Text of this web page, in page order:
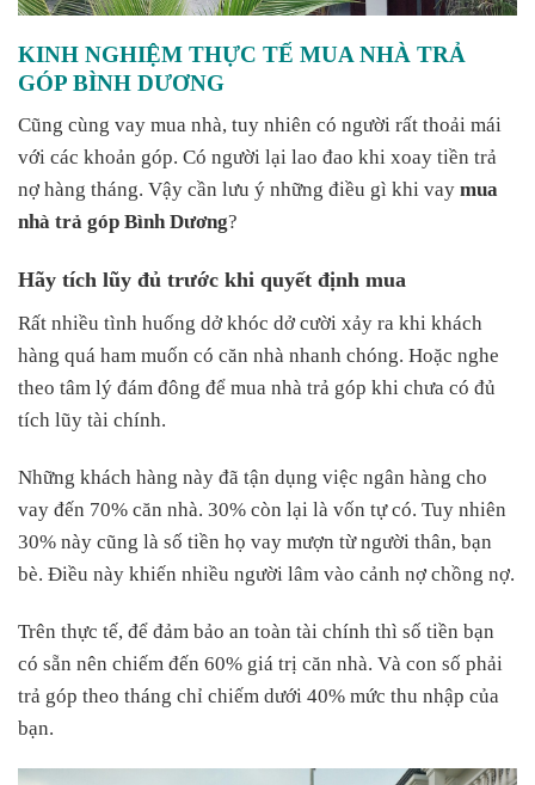
KINH NGHIỆM THỰC TẾ MUA NHÀ TRẢ
GÓP BÌNH DƯƠNG
Cũng cùng vay mua nhà, tuy nhiên có người rất thoải mái
với các khoản góp. Có người lại lao đao khi xoay tiền trả
nợ hàng tháng. Vậy cần lưu ý những điều gì khi vay mua
nhà trả góp Bình Dương?
Hãy tích lũy đủ trước khi quyết định mua
Rất nhiều tình huống dở khóc dở cười xảy ra khi khách
hàng quá ham muốn có căn nhà nhanh chóng. Hoặc nghe
theo tâm lý đám đông để mua nhà trả góp khi chưa có đủ
tích lũy tài chính.
Những khách hàng này đã tận dụng việc ngân hàng cho
vay đến 70% căn nhà. 30% còn lại là vốn tự có. Tuy nhiên
30% này cũng là số tiền họ vay mượn từ người thân, bạn
bè. Điều này khiến nhiều người lâm vào cảnh nợ chồng nợ.
Trên thực tế, để đảm bảo an toàn tài chính thì số tiền bạn
có sẵn nên chiếm đến 60% giá trị căn nhà. Và con số phải
trả góp theo tháng chỉ chiếm dưới 40% mức thu nhập của
bạn.